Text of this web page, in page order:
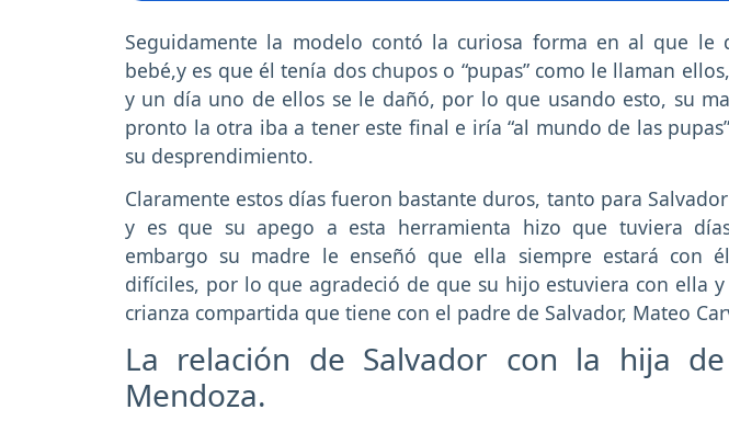
Seguidamente la modelo contó la curiosa forma en al que le
bebé,y es que él tenía dos chupos o “pupas” como le llaman
y un día uno de ellos se le dañó, por lo que usando esto, su
pronto la otra iba a tener este final e iría “al mundo de las
su desprendimiento.
Claramente estos días fueron bastante duros, tanto para
y es que su apego a esta herramienta hizo que tuviera
embargo su madre le enseñó que ella siempre estará con
difíciles, por lo que agradeció de que su hijo estuviera con ella
crianza compartida que tiene con el padre de Salvador, Mateo
La relación de Salvador con la hija
Mendoza.